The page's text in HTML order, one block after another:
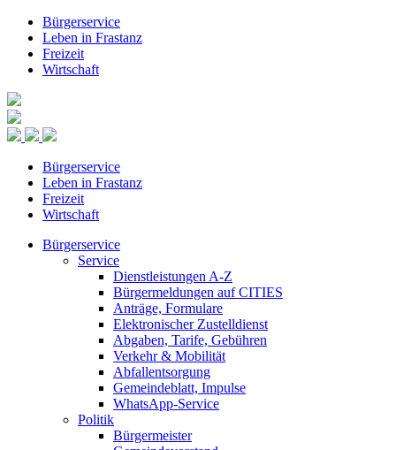
Bürgerservice
Leben in Frastanz
Freizeit
Wirtschaft
Bürgerservice
Leben in Frastanz
Freizeit
Wirtschaft
Bürgerservice
Service
Dienstleistungen A-Z
Bürgermeldungen auf CITIES
Anträge, Formulare
Elektronischer Zustelldienst
Abgaben, Tarife, Gebühren
Verkehr & Mobilität
Abfallentsorgung
Gemeindeblatt, Impulse
WhatsApp-Service
Politik
Bürgermeister